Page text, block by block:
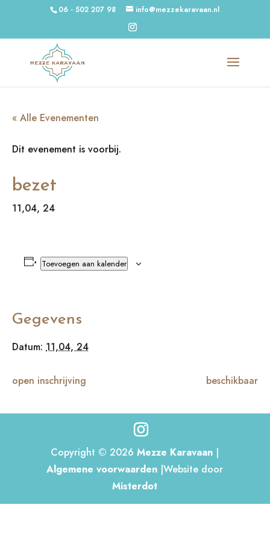
06 - 502 207 98 info@mezzekaravaan.nl
« Alle Evenementen
Dit evenement is voorbij.
bezet
11,04, 24
Toevoegen aan kalender
Gegevens
Datum: 11,04, 24
open inschrijving beschikbaar
Copyright © 2026Mezze Karavaan |
Algemene voorwaarden |Website door
Misterdot